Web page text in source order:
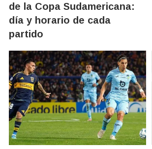
de la Copa Sudamericana:
día y horario de cada
partido